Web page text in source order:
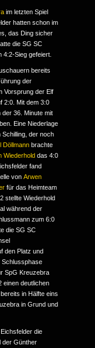
im letzten Spiel
hatten schon im
das Ding sicher
die SG SC
4:2-Sieg gefeiert.
bereits
der
Vorsprung der Elf
2:0. Mit dem 3:0
36. Minute mit
Eine Niederlage
der noch
Döllmann brachte
Wiederhold das 4:0
fand
vonArwen
für das Heimteam
stellte Wiederhold
während der
zum 6:0
die SG SC
den Platz und
Schlussphase
SpG Kreuzebra
einen deutlichen
in Hälfte eins
in Grund und
die
der Günther